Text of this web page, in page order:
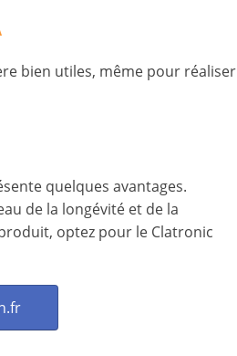
bien utiles, même pour réaliser
quelques avantages.
de la longévité et de la
optez pour le Clatronic